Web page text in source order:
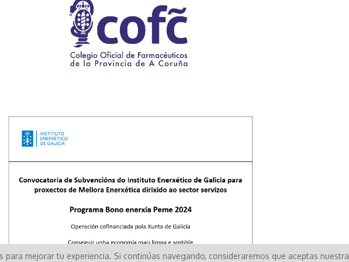
mejorar tu experiencia. Si continúas navegando, consideraremos que aceptas nuestra